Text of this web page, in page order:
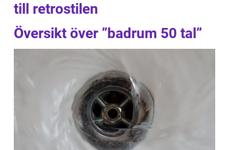
till retrostilen
Översikt över ”badrum 50 tal”